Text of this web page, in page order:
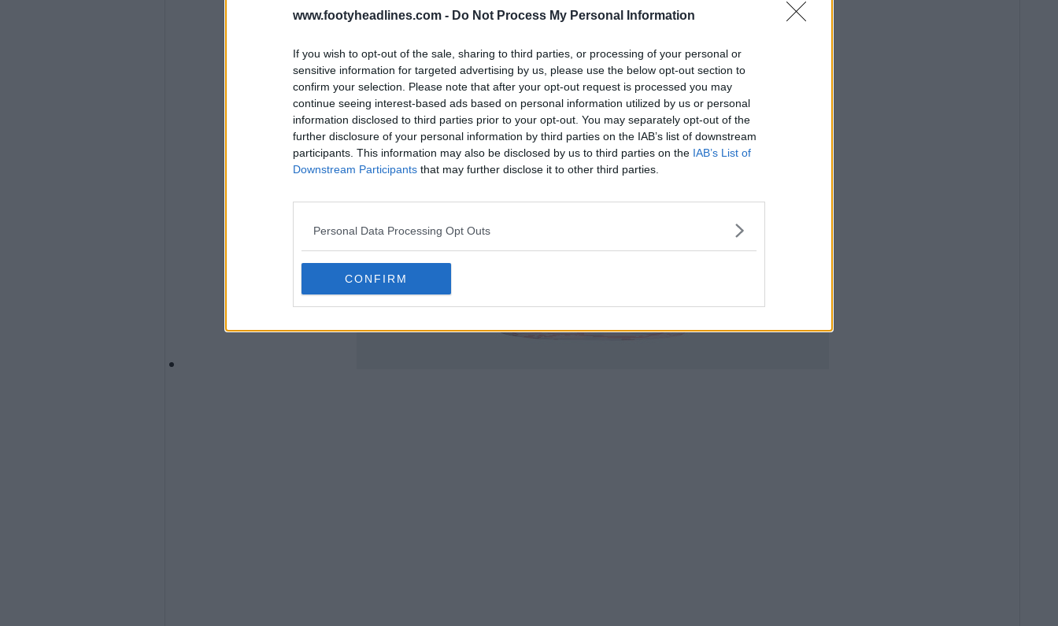
www.footyheadlines.com - Do Not Process My Personal Information
If you wish to opt-out of the sale, sharing to third parties, or processing of your personal or
sensitive information for targeted advertising by us, please use the below opt-out section to
confirm your selection. Please note that after your opt-out request is processed you may
continue seeing interest-based ads based on personal information utilized by us or personal
information disclosed to third parties prior to your opt-out. You may separately opt-out of the
further disclosure of your personal information by third parties on the IAB’s list of downstream
participants. This information may also be disclosed by us to third parties on the IAB’s List of
Downstream Participants that may further disclose it to other third parties.
Personal Data Processing Opt Outs
CONFIRM